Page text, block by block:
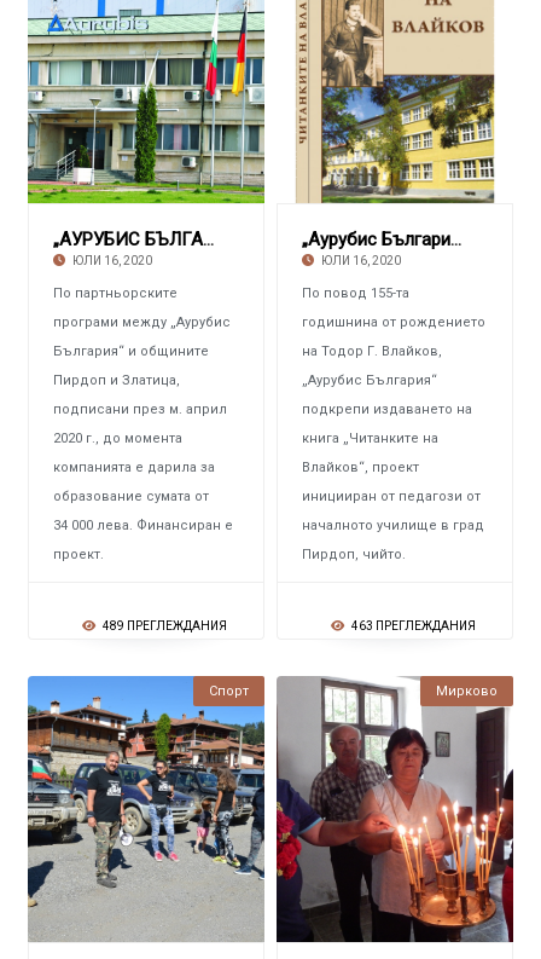
„АУРУБИС БЪЛГАРИЯ“ В подкрепа на образован
ЮЛИ 16, 2020
По партньорските
програми между „Аурубис
България“ и общините
Пирдоп и Златица,
подписани през м. април
2020 г., до момента
компанията е дарила за
образование сумата от
34 000 лева. Финансиран е
проект.
489 ПРЕГЛЕЖДАНИЯ
„Аурубис България“ Помага отбелязването на
ЮЛИ 16, 2020
По повод 155-та
годишнина от рождението
на Тодор Г. Влайков,
„Аурубис България“
подкрепи издаването на
книга „Читанките на
Влайков“, проект
иницииран от педагози от
началното училище в град
Пирдоп, чийто.
463 ПРЕГЛЕЖДАНИЯ
Спорт Мирково